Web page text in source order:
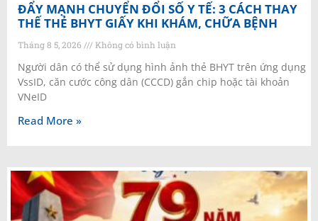
ĐẨY MẠNH CHUYỂN ĐỔI SỐ Y TẾ: 3 CÁCH THAY
THẾ THẺ BHYT GIẤY KHI KHÁM, CHỮA BỆNH
Tháng 8 5, 2026 Không có bình luận
Người dân có thể sử dụng hình ảnh thẻ BHYT trên ứng dụng
VssID, căn cước công dân (CCCD) gắn chip hoặc tài khoản
VNeID
Read More »